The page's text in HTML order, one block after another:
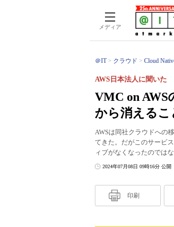
メディア
＠IT クラウド Cloud
VMC on AWS
から消える
AWS日本法人に聞いた
AWSは同社クラウドへの
てきた。だがこのサービ
ィブがなくなったのでは
2024年07月08日 09時16分 公開
印刷